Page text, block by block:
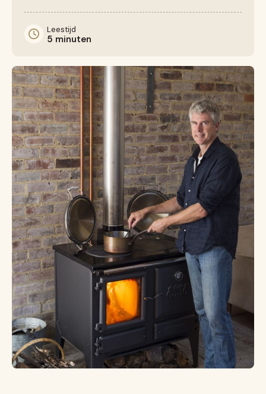
Leestijd
5 minuten